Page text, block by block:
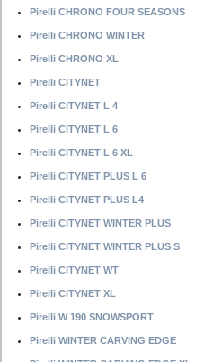
Pirelli CHRONO FOUR SEASONS
Pirelli CHRONO WINTER
Pirelli CHRONO XL
Pirelli CITYNET
Pirelli CITYNET L 4
Pirelli CITYNET L 6
Pirelli CITYNET L 6 XL
Pirelli CITYNET PLUS L 6
Pirelli CITYNET PLUS L4
Pirelli CITYNET WINTER PLUS
Pirelli CITYNET WINTER PLUS S
Pirelli CITYNET WT
Pirelli CITYNET XL
Pirelli W 190 SNOWSPORT
Pirelli WINTER CARVING EDGE